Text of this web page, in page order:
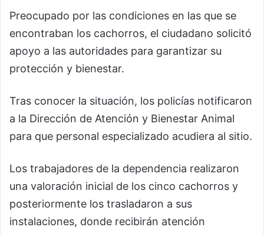
Preocupado por las condiciones en las que se
encontraban los cachorros, el ciudadano solicitó
apoyo a las autoridades para garantizar su
protección y bienestar.
Tras conocer la situación, los policías notificaron
a la Dirección de Atención y Bienestar Animal
para que personal especializado acudiera al sitio.
Los trabajadores de la dependencia realizaron
una valoración inicial de los cinco cachorros y
posteriormente los trasladaron a sus
instalaciones, donde recibirán atención